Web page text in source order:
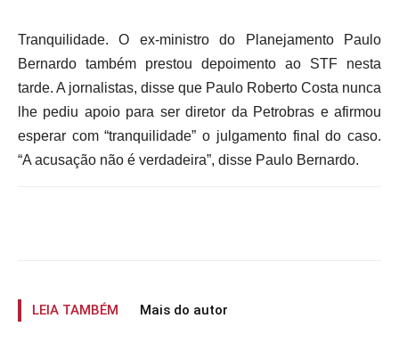
Tranquilidade. O ex-ministro do Planejamento Paulo
Bernardo também prestou depoimento ao STF nesta
tarde. A jornalistas, disse que Paulo Roberto Costa nunca
lhe pediu apoio para ser diretor da Petrobras e afirmou
esperar com “tranquilidade” o julgamento final do caso.
“A acusação não é verdadeira”, disse Paulo Bernardo.
LEIA TAMBÉM Mais do autor